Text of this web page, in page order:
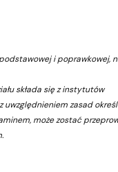
i
składa się z instytutów
zasad
może zostać